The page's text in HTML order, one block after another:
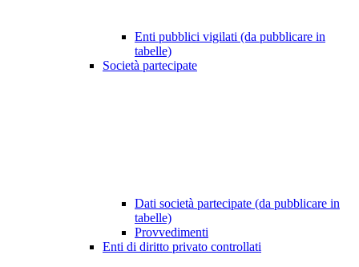
Enti pubblici vigilati (da pubblicare in
tabelle)
Società partecipate
Dati società partecipate (da pubblicare in
tabelle)
Provvedimenti
Enti di diritto privato controllati